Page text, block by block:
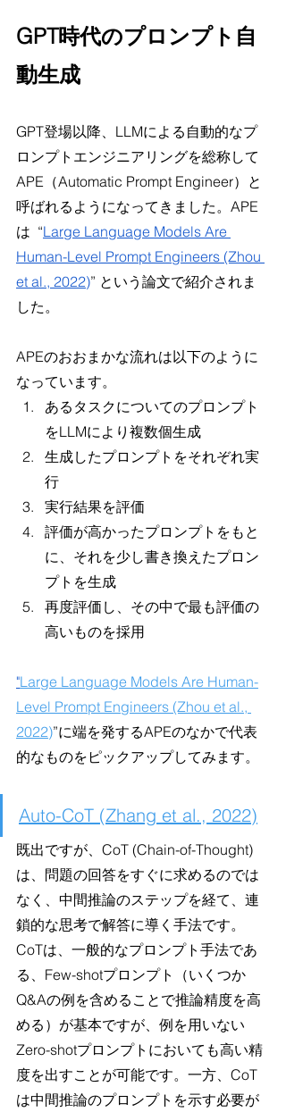
GPT時代のプロンプト自
動生成
GPT登場以降、LLMによる自動的なプ
ロンプトエンジニアリングを総称して
APE（Automatic Prompt Engineer）と
呼ばれるようになってきました。APE
は  “Large Language Models Are
Human-Level Prompt Engineers (Zhou
et al., 2022)” という論文で紹介されま
した。
APEのおおまかな流れは以下のように
なっています。
あるタスクについてのプロンプト
をLLMにより複数個生成
生成したプロンプトをそれぞれ実
行
実行結果を評価
評価が高かったプロンプトをもと
に、それを少し書き換えたプロン
プトを生成
再度評価し、その中で最も評価の
高いものを採用
"Large Language Models Are Human-
Level Prompt Engineers (Zhou et al.,
2022)”に端を発するAPEのなかで代表
的なものをピックアップしてみます。
Auto-CoT (Zhang et al., 2022)
既出ですが、CoT (Chain-of-Thought)
は、問題の回答をすぐに求めるのでは
なく、中間推論のステップを経て、連
鎖的な思考で解答に導く手法です。
CoTは、一般的なプロンプト手法であ
る、Few-shotプロンプト（いくつか
Q&Aの例を含めることで推論精度を高
める）が基本ですが、例を用いない
Zero-shotプロンプトにおいても高い精
度を出すことが可能です。一方、CoT
は中間推論のプロンプトを示す必要が